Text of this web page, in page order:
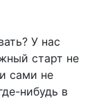
У нас
старт не
сами не
нибудь в